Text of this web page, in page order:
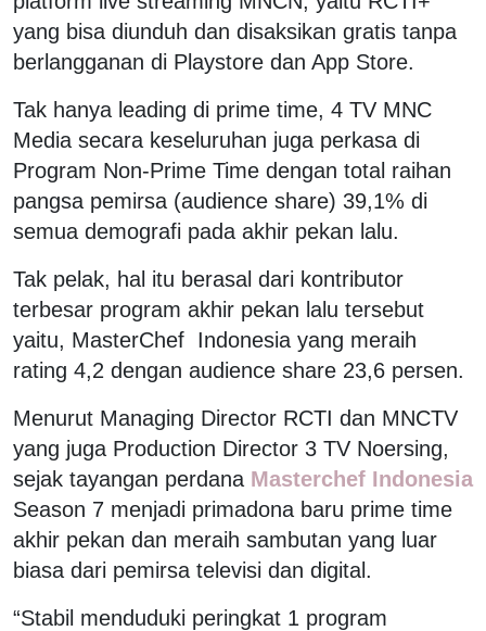
yang bisa diunduh dan disaksikan gratis tanpa
berlangganan di Playstore dan App Store.
Tak hanya leading di prime time, 4 TV MNC
Media secara keseluruhan juga perkasa di
Program Non-Prime Time dengan total raihan
pangsa pemirsa (audience share) 39,1% di
semua demografi pada akhir pekan lalu.
Tak pelak, hal itu berasal dari kontributor
terbesar program akhir pekan lalu tersebut
yaitu, MasterChef Indonesia yang meraih
rating 4,2 dengan audience share 23,6 persen.
Menurut Managing Director RCTI dan MNCTV
yang juga Production Director 3 TV Noersing,
sejak tayangan perdana Masterchef Indonesia
Season 7 menjadi primadona baru prime time
akhir pekan dan meraih sambutan yang luar
biasa dari pemirsa televisi dan digital.
“Stabil menduduki peringkat 1 program